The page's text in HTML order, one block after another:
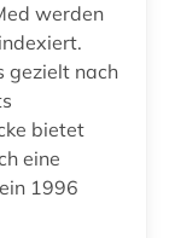
werden
gezielt nach
bietet
eine